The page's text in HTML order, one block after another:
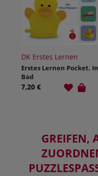
DK Erstes Lernen
Erstes Lernen Pocket.
Bad
7,20 €
GREIFEN,